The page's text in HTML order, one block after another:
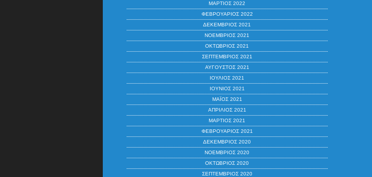
ΜΆΡΤΙΟΣ 2022
ΦΕΒΡΟΥΆΡΙΟΣ 2022
ΔΕΚΈΜΒΡΙΟΣ 2021
ΝΟΈΜΒΡΙΟΣ 2021
ΟΚΤΏΒΡΙΟΣ 2021
ΣΕΠΤΈΜΒΡΙΟΣ 2021
ΑΎΓΟΥΣΤΟΣ 2021
ΙΟΎΛΙΟΣ 2021
ΙΟΎΝΙΟΣ 2021
ΜΆΙΟΣ 2021
ΑΠΡΊΛΙΟΣ 2021
ΜΆΡΤΙΟΣ 2021
ΦΕΒΡΟΥΆΡΙΟΣ 2021
ΔΕΚΈΜΒΡΙΟΣ 2020
ΝΟΈΜΒΡΙΟΣ 2020
ΟΚΤΏΒΡΙΟΣ 2020
ΣΕΠΤΈΜΒΡΙΟΣ 2020